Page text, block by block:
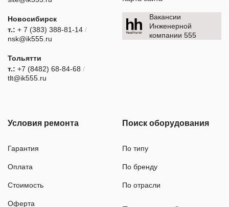
Новосибирск
т.: + 7 (383) 388-81-14 /
nsk@ik555.ru
Тольятти
т.: +7 (8482) 68-84-68 /
tlt@ik555.ru
Вакансии
Инженерной
компании 555
Условия ремонта
Гарантия
Оплата
Стоимость
Оферта
Поиск оборудования
По типу
По бренду
По отрасли